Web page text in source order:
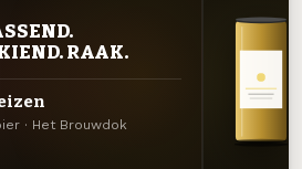
RAAK.
· Het Brouwdok